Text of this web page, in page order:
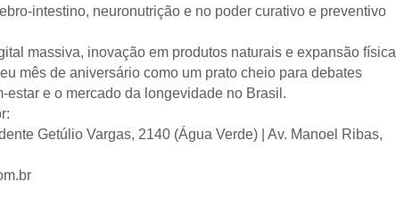
intestino, neuronutrição e no poder curativo e preventivo
massiva, inovação em produtos naturais e expansão física
mês de aniversário como um prato cheio para debates
estar e o mercado da longevidade no Brasil.
Getúlio Vargas, 2140 (Água Verde) | Av. Manoel Ribas,